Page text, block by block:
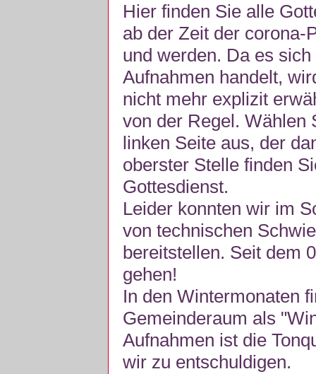
Hier finden Sie alle
ab der Zeit der corona-
und werden. Da es
Aufnahmen handelt,
nicht mehr explizit
von der Regel. Wählen
linken Seite aus, der
oberster Stelle finden
Gottesdienst.
Leider konnten wir im
von technischen
bereitstellen. Seit dem
gehen!
In den Wintermonaten
Gemeinderaum als
Aufnahmen ist die
wir zu entschuldigen.